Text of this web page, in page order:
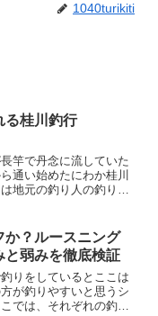
1040turikiti
る桂川釣行
竿で丹念に流していた
通い始めたにわか桂川
地元の釣り人の釣りが
ミングが丁度合ったと
いていたことか(^^)/
か？ルースニング
と弱みを徹底検証
りをしているとここは
が釣りやすいと思うシ
では、それぞれの釣法